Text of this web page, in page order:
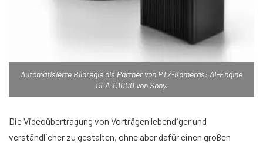
Automatisierte Bildregie als Partner von PTZ-Kameras: AI-Engine
REA-C1000 von Sony.
Die Videoübertragung von Vorträgen lebendiger und
verständlicher zu gestalten, ohne aber dafür einen großen